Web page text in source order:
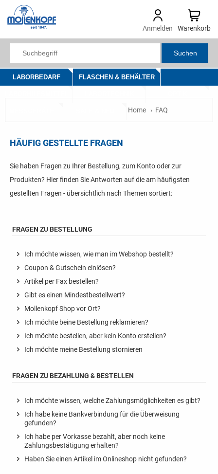
Anmelden Warenkorb
Suchen
LABORBEDARF FLASCHEN & BEHÄLTER
Home FAQ
HÄUFIG GESTELLTE FRAGEN
Sie haben Fragen zu Ihrer Bestellung, zum Konto oder zur
Produkten? Hier finden Sie Antworten auf die am häufigsten
gestellten Fragen - übersichtlich nach Themen sortiert:
FRAGEN ZU BESTELLUNG
Ich möchte wissen, wie man im Webshop bestellt?
Coupon & Gutschein einlösen?
Artikel per Fax bestellen?
Gibt es einen Mindestbestellwert?
Mollenkopf Shop vor Ort?
Ich möchte beine Bestellung reklamieren?
Ich möchte bestellen, aber kein Konto erstellen?
Ich möchte meine Bestellung stornieren
FRAGEN ZU BEZAHLUNG & BESTELLEN
Ich möchte wissen, welche Zahlungsmöglichkeiten es gibt?
Ich habe keine Bankverbindung für die Überweisung
gefunden?
Ich habe per Vorkasse bezahlt, aber noch keine
Zahlungsbestätigung erhalten?
Haben Sie einen Artikel im Onlineshop nicht gefunden?